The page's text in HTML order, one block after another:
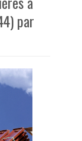
par